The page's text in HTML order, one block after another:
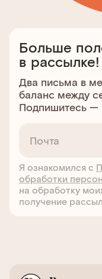
Больше
в рассылке!
Два письма в
баланс между
Подпишитесь —
Я ознакомился с
обработки
на обработку
получение